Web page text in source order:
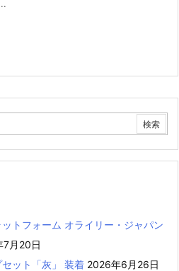
ットフォーム オライリー・ジャパン
7月20日
ット「灰」 装着 2026年6月26日